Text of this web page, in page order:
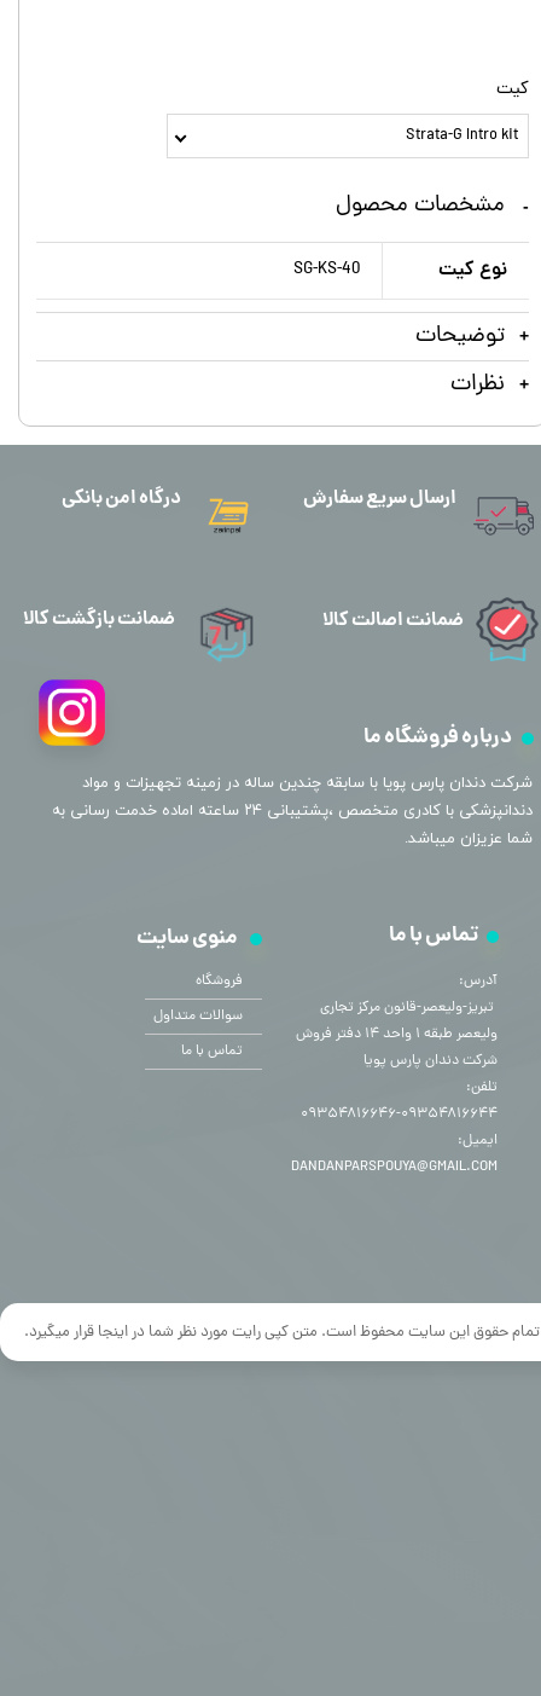
کیت
Strata-G Intro kit
مشخصات محصول
نوع کیت SG-KS-40
توضیحات
نظرات
تمام حقوق این سایت محفوظ است. متن کپی رایت مورد نظر شما در اینجا قرار میگیرد.
ارسال سریع سفارش
درباره فروشگاه ما
​شرکت دندان پارس پویا با سابقه چندین ساله در زمینه تجهیزات و مواد
دندانپزشکی با کادری متخصص ،پشتیبانی ۲۴ ساعته اماده خدمت رسانی به
شما عزیزان میباشد.
منوی سایت
فروشگاه
سوالات متداول
تماس با ما
تماس با ما
آدرس:
​​​​​​​ تبریز-ولیعصر-قانون مرکز تجاری
ولیعصر طبقه ۱ واحد ۱۴ دفتر فروش
شرکت دندان پارس پویا
تلفن:
۰۹۳۵۴۸۱۶۶۴۴-۰۹۳۵۴۸۱۶۶۴۶
ایمیل:
DANDANPARSPOUYA@GMAIL.COM
درگاه امن بانکی
ضمانت اصالت کالا ضمانت بازگشت کالا